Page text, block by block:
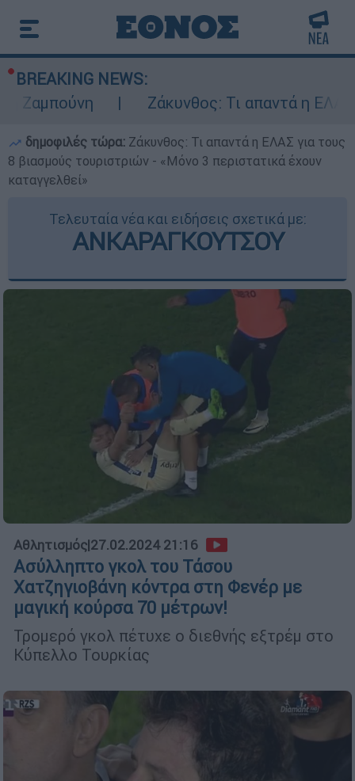
BREAKING NEWS:
Ζάκυνθος: Τι απαντά η ΕΛΑΣ για
δημοφιλές τώρα: Ζάκυνθος: Τι απαντά η ΕΛΑΣ για τους
8 βιασμούς τουριστριών - «Μόνο 3 περιστατικά έχουν
καταγγελθεί»
Τελευταία νέα και ειδήσεις σχετικά με:
ΑΝΚΑΡΑΓΚΟΥΤΣΟΥ
Αθλητισμός|27.02.2024 21:16
Ασύλληπτο γκολ του Τάσου
Χατζηγιοβάνη κόντρα στη Φενέρ με
μαγική κούρσα 70 μέτρων!
Τρομερό γκολ πέτυχε ο διεθνής εξτρέμ στο
Κύπελλο Τουρκίας